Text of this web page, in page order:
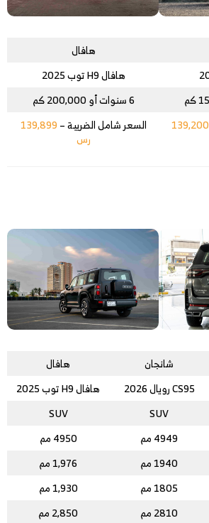
هافال
هافال H9 توب 2025
6 سنوات أو 200,000 كم
139,200
السعر شامل الضريبة – 139,899
رس
شانجان
هافال
CS95 رويال 2026
هافال H9 توب 2025
SUV
SUV
4949 مم
4950 مم
1940 مم
1,976 مم
1805 مم
1,930 مم
2810 مم 2,850 مم